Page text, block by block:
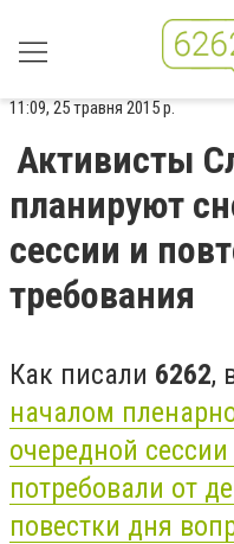
11:09, 25 травня 2015 р.
Активисты
планируют
сессии и
требования
Как писали 6262,
началом
очередной
потребовали от
повестки дня